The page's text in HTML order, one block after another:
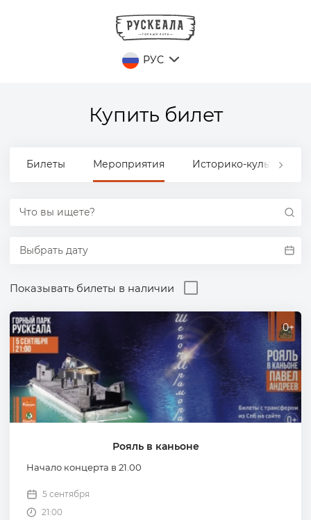
РУС
Купить билет
Билеты Мероприятия Историко-культурный
Показывать билеты в наличии
0+
Рояль в каньоне
Начало концерта в 21.00
5 сентября
21:00